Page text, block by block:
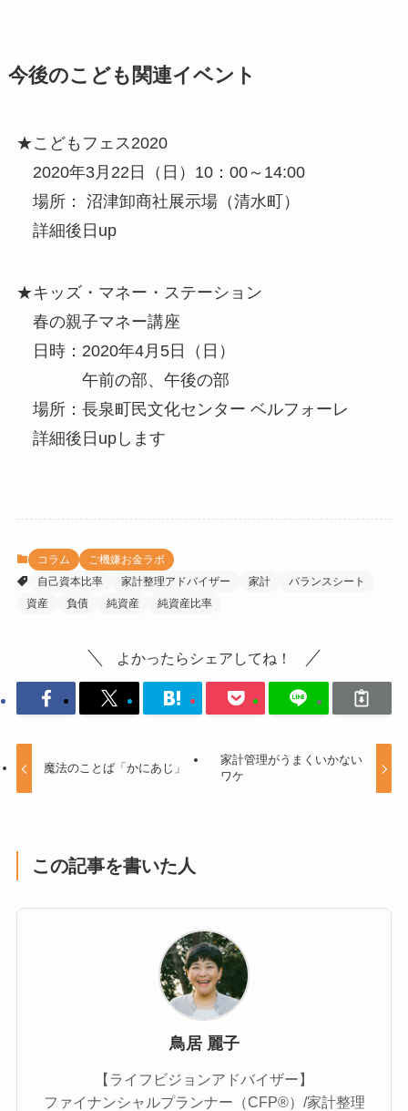
今後のこども関連イベント
★こどもフェス2020
2020年3月22日（日）10：00～14:00
場所： 沼津卸商社展示場（清水町）
詳細後日up
★キッズ・マネー・ステーション
春の親子マネー講座
日時：2020年4月5日（日）
午前の部、午後の部
場所：長泉町民文化センター ベルフォーレ
詳細後日upします
コラム
ご機嫌お金ラボ
自己資本比率
家計整理アドバイザー 家計
バランスシート
資産
負債 純資産 純資産比率
よかったらシェアしてね！
魔法のことば「かにあじ」
家計管理がうまくいかない
ワケ
この記事を書いた人
鳥居 麗子
【ライフビジョンアドバイザー】
ファイナンシャルプランナー（CFP®）/家計整理